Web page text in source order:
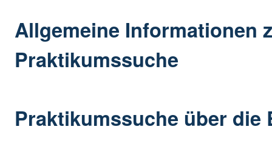
Allgemeine Informationen
Praktikumssuche
Praktikumssuche über die